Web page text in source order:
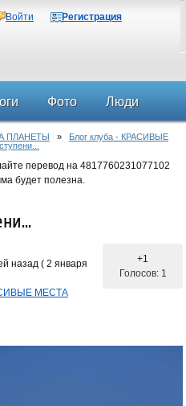
Войти Регистрация
Фото Люди
ПЛАНЕТЫ » Блог клуба - КРАСИВЫЕ
перевод на 4817760231077102
будет полезна.
назад ( 2 января
МЕСТА
+1
Голосов: 1